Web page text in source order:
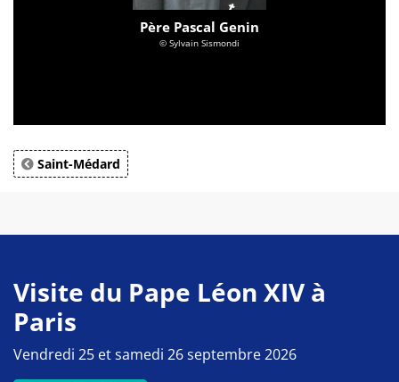
Père Pascal Genin
© Sylvain Sismondi
Saint-Médard
Visite du Pape Léon XIV à
Paris
Vendredi 25 et samedi 26 septembre 2026